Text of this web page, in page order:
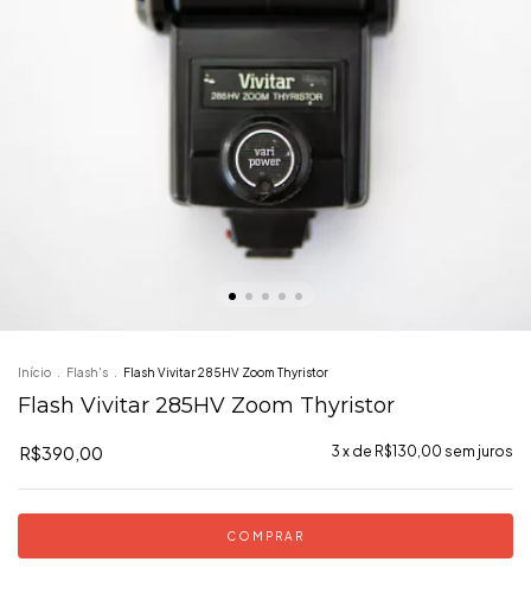
Início Flash's Flash Vivitar 285HV Zoom Thyristor
Flash Vivitar 285HV Zoom Thyristor
R$390,00 3 x de R$130,00 sem juros